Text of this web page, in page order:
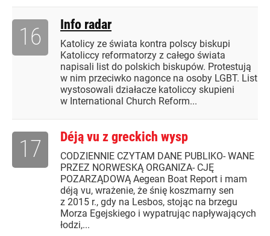
Info radar
Katolicy ze świata kontra polscy biskupi
Katoliccy reformatorzy z całego świata
napisali list do polskich biskupów. Protestują
w nim przeciwko nagonce na osoby LGBT. List
wystosowali działacze katoliccy skupieni
w International Church Reform...
16
Déją vu z greckich wysp
CODZIENNIE CZYTAM DANE PUBLIKO- WANE
PRZEZ NORWESKĄ ORGANIZA- CJĘ
POZARZĄDOWĄ Aegean Boat Report i mam
déją vu, wrażenie, że śnię koszmarny sen
z 2015 r., gdy na Lesbos, stojąc na brzegu
Morza Egejskiego i wypatrując napływających
łodzi,...
17